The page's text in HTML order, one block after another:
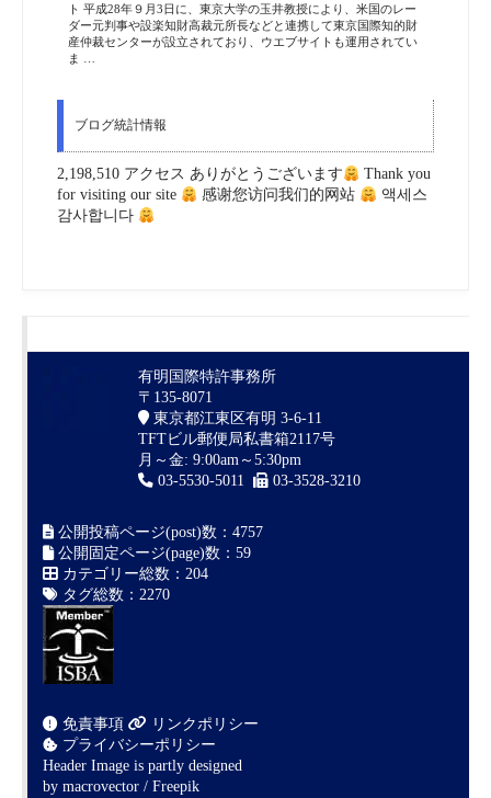
ト 平成28年９月3日に、東京大学の玉井教授により、米国のレー
ダー元判事や設楽知財高裁元所長などと連携して東京国際知的財
産仲裁センターが設立されており、ウエブサイトも運用されてい
ま …
ブログ統計情報
2,198,510 アクセス ありがとうございます
Thank you
for visiting our site
感谢您访问我们的网站
액세스
감사합니다
有明国際特許事務所
〒135-8071
東京都江東区有明 3-6-11
TFTビル郵便局私書箱2117号
月～金: 9:00am～5:30pm
03-5530-5011
03-3528-3210
公開投稿ページ(post)数：4757
公開固定ページ(page)数：59
カテゴリー総数：204
タグ総数：2270
免責事項
リンクポリシー
プライバシーポリシー
Header Image is partly designed
by macrovector / Freepik